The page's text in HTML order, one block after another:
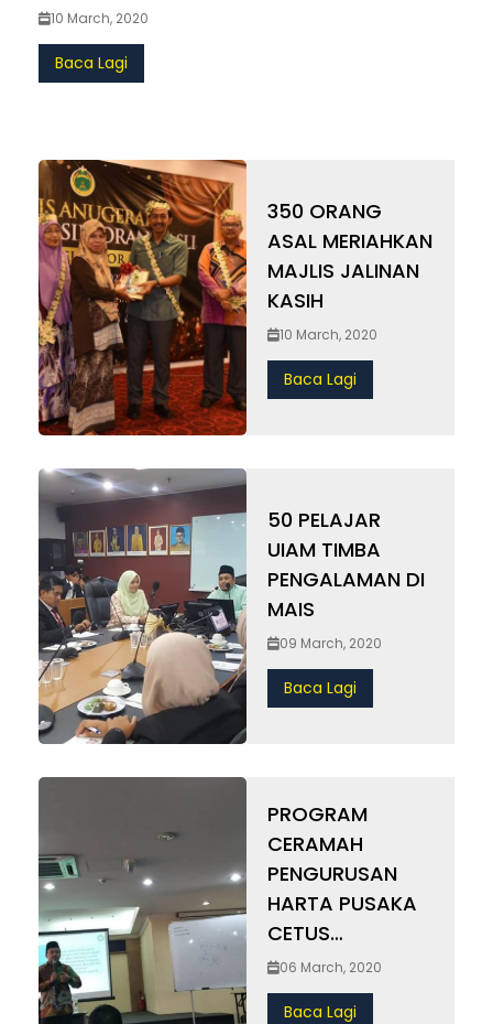
Kuala Selangor pada 8 Ogos. (more&hellip;)
10 March, 2020
Baca Lagi
350 ORANG
ASAL MERIAHKAN
MAJLIS JALINAN
KASIH
10 March, 2020
Baca Lagi
50 PELAJAR
UIAM TIMBA
PENGALAMAN DI
MAIS
09 March, 2020
Baca Lagi
PROGRAM
CERAMAH
PENGURUSAN
HARTA PUSAKA
CETUS
KESEDARAN
MASYARAKAT
06 March, 2020
Baca Lagi